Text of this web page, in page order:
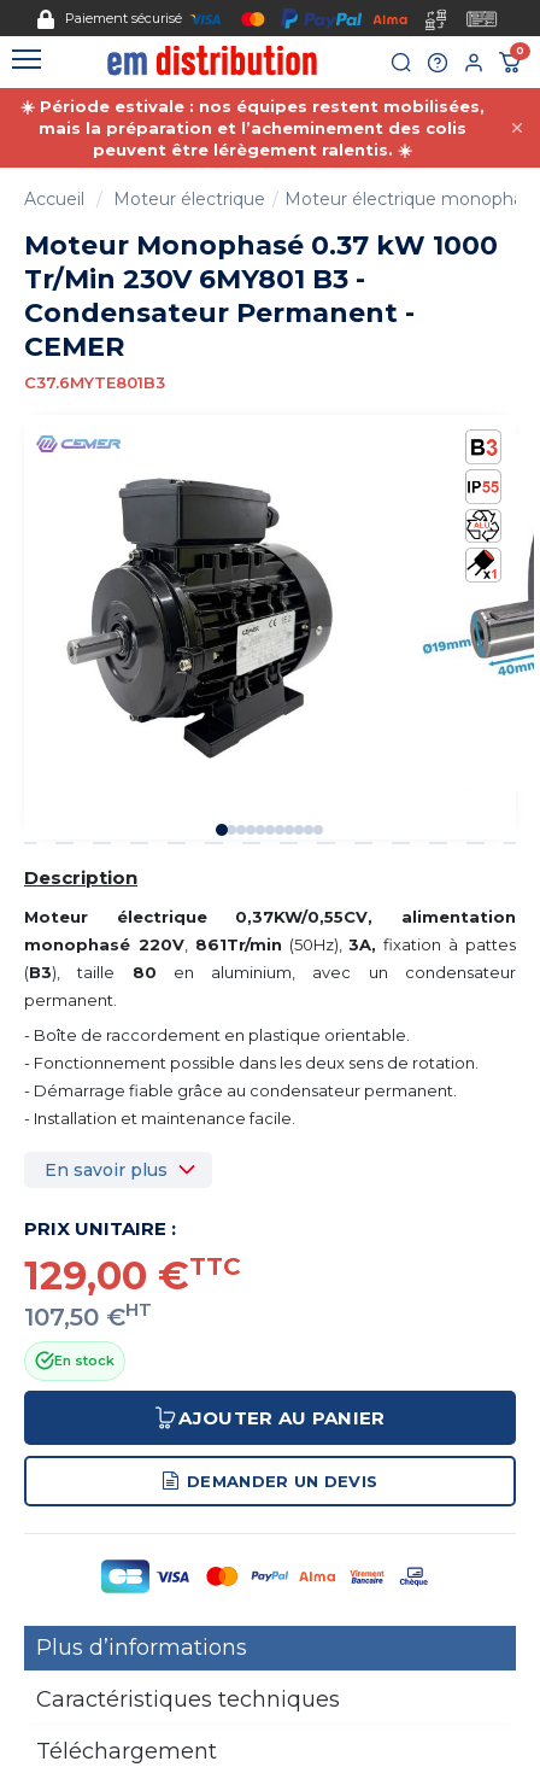
Paiement sécurisé
0
☀️ Période estivale : nos équipes restent mobilisées,
mais la préparation et l’acheminement des colis
peuvent être lérègement ralentis. ☀️
Accueil Moteur électrique Moteur électrique
Moteur Monophasé 0.37 kW 1000
Tr/Min 230V 6MY801 B3 -
Condensateur Permanent -
CEMER
C37.6MYTE801B3
Description
Moteur électrique 0,37KW/0,55CV, alimentation
monophasé 220V, 861Tr/min (50Hz),3A, fixation à pattes
(B3), taille 80 en aluminium, avec un condensateur
permanent.
- Boîte de raccordement en plastique orientable.
- Fonctionnement possible dans les deux sens de rotation.
- Démarrage fiable grâce au condensateur permanent.
- Installation et maintenance facile.
En savoir plus
PRIX UNITAIRE :
129,00 €TTC
107,50 €HT
En stock
AJOUTER AU PANIER
DEMANDER UN DEVIS
Plus d’informations
Caractéristiques techniques
Téléchargement
Gestion des cookies